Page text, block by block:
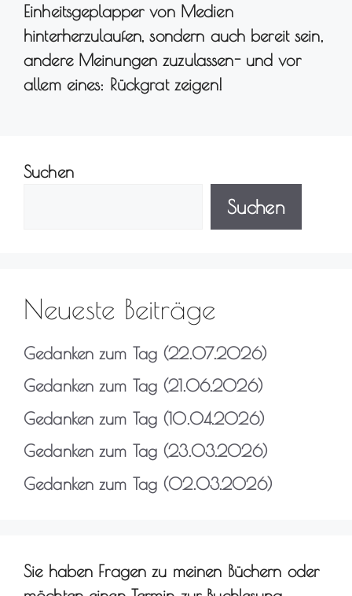
Einheitsgeplapper von Medien
hinterherzulaufen, sondern auch bereit sein,
andere Meinungen zuzulassen- und vor
allem eines: Rückgrat zeigen!
Suchen
Suchen
Neueste Beiträge
Gedanken zum Tag (22.07.2026)
Gedanken zum Tag (21.06.2026)
Gedanken zum Tag (10.04.2026)
Gedanken zum Tag (23.03.2026)
Gedanken zum Tag (02.03.2026)
Sie haben Fragen zu meinen Büchern oder